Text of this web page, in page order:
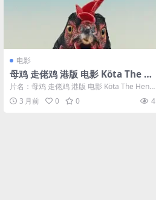
电影
母鸡 走佬鸡 港版 电影 Köta The H
en A Feather’s Tale高清电影
片名：母鸡 走佬鸡 港版 电影 Köta The Hen
A Feather’s...
3 月前 0 0 4